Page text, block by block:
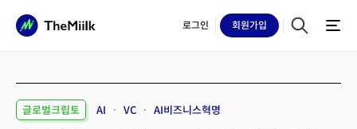
로그인 회원가입
글로벌크립토 AI VC AI비즈니스혁명